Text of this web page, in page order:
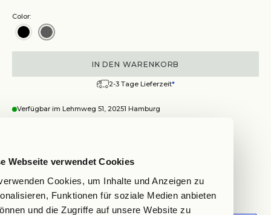
Webseite verwendet Cookies
Cookies, um Inhalte und Anzeigen zu
Funktionen für soziale Medien anbieten
und die Zugriffe auf unsere Website zu
Color:
IN DEN WARENKORB
2-3 Tage Lieferzeit*
Verfügbar im Lehmweg 51, 20251 Hamburg
Auf Lager, test
Lehmweg 51, 20251 Hamburg
Wegbeschreibung anzeigen